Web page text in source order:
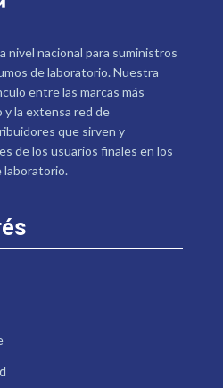
nivel nacional para suministros
de laboratorio. Nuestra
entre las marcas más
y la extensa red de
que sirven y
de los usuarios finales en los
laboratorio.